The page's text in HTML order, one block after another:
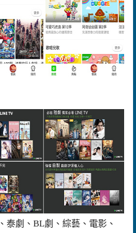
泰劇、BL劇、綜藝、電影、